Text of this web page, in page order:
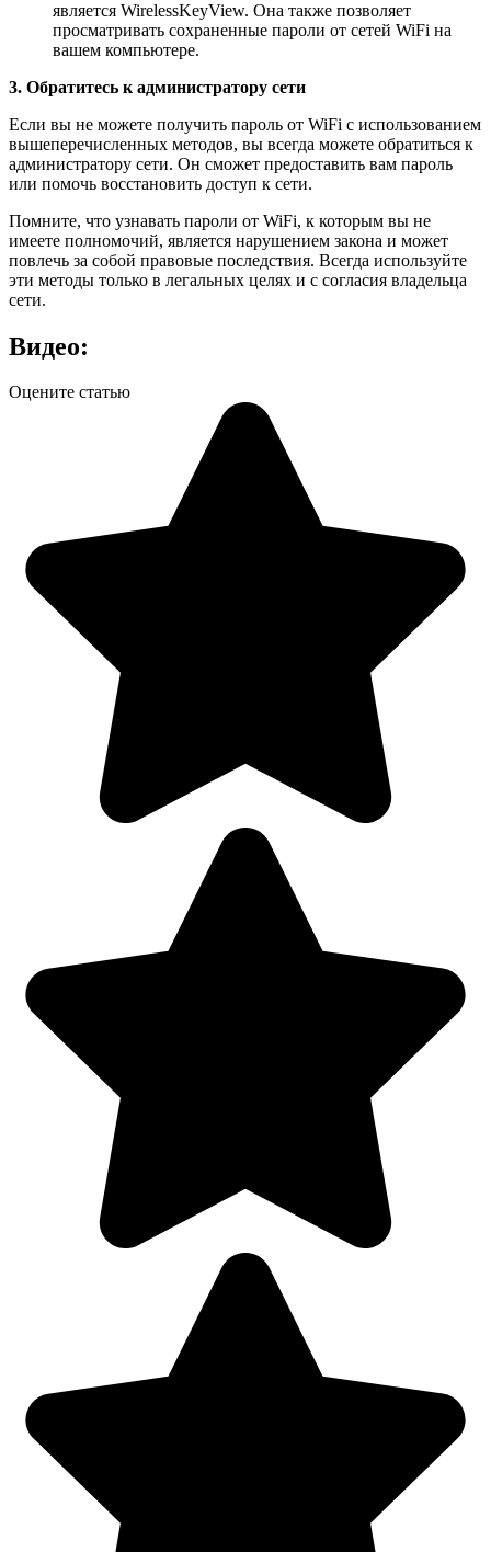
является WirelessKeyView. Она также позволяет
просматривать сохраненные пароли от сетей WiFi на
вашем компьютере.
3. Обратитесь к администратору сети
Если вы не можете получить пароль от WiFi с использованием
вышеперечисленных методов, вы всегда можете обратиться к
администратору сети. Он сможет предоставить вам пароль
или помочь восстановить доступ к сети.
Помните, что узнавать пароли от WiFi, к которым вы не
имеете полномочий, является нарушением закона и может
повлечь за собой правовые последствия. Всегда используйте
эти методы только в легальных целях и с согласия владельца
сети.
Видео:
Оцените статью